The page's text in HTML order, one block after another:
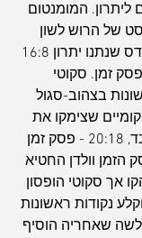
המומנטום
של הרוש לשון
זמן. סקוטי
בצהוב-סגול
שצימקו את
הפער ל-2  נקודות בלבד, 20:18 - פסק זמן
וולדן החטיא
אך סקוטי הופסון
נקודות ראשונות
שאחריה הוסיף